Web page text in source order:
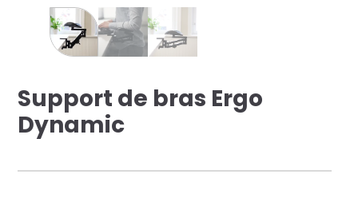
Support de bras Ergo
Dynamic